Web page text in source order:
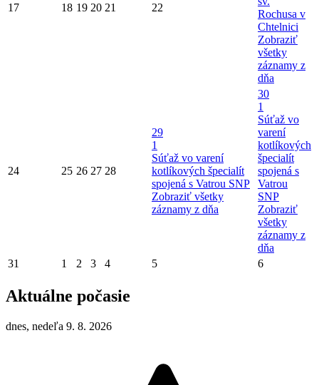
17 18 19 20 21 22
Rochusa v
Chtelnici
Zobraziť
všetky
záznamy z
dňa
24 25 26 27 28
29
1
Súťaž vo varení
kotlíkových špecialít
spojená s Vatrou SNP
Zobraziť všetky
záznamy z dňa
30
1
Súťaž vo
varení
kotlíkových
špecialít
spojená s
Vatrou
SNP
Zobraziť
všetky
záznamy z
dňa
31
1 2 3 4 5 6
Aktuálne počasie
dnes, nedeľa 9. 8. 2026